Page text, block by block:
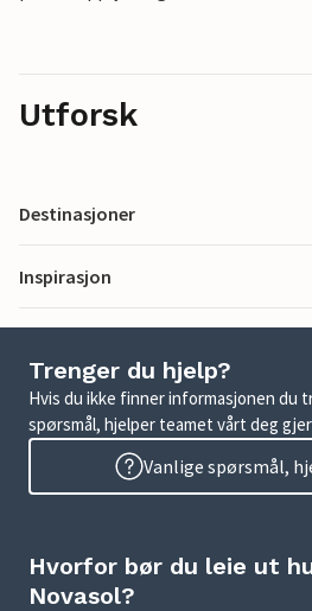
Utforsk
Destinasjoner
Inspirasjon
Trenger du hjelp?
Hvis du ikke finner informasjonen du
spørsmål, hjelper teamet vårt deg
Vanlige spørsmål,
Hvorfor bør du leie ut
Novasol?